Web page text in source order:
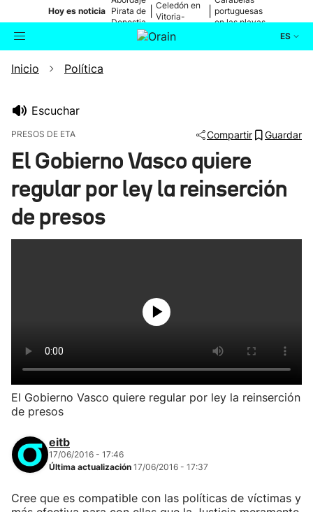
Hoy es noticia Pirata de
Donostia
Celedón en
Vitoria-
portuguesas
en las playas
ES
Buscador
Ikusmiran
Inicio Política
Escuchar
PRESOS DE ETA Compartir Guardar
El Gobierno Vasco quiere
regular por ley la reinserción
de presos
El Gobierno Vasco quiere regular por ley la reinserción
de presos
eitb
17/06/2016 - 17:46
Última actualización 17/06/2016 - 17:37
Cree que es compatible con las políticas de víctimas y